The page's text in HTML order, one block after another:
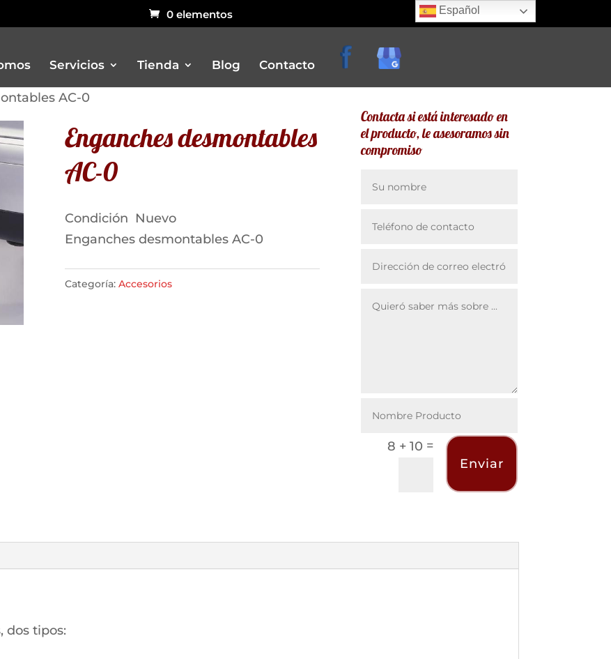
0 elementos
Servicios Tienda
Bar
Pizzerias
Rustidores, pizzerias, barbacoas, creperias
Blog Contacto
AC-0
Enganches desmontables
AC-0
Condición Nuevo
Enganches desmontables AC-0
Categoría: Accesorios
Contacta si está interesado en
el producto, le asesoramos sin
compromiso
8 + 10 =
Enviar
dos tipos:
Español